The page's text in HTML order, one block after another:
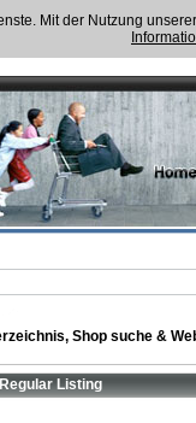
Mit der Nutzung
Shop suche &
Listing